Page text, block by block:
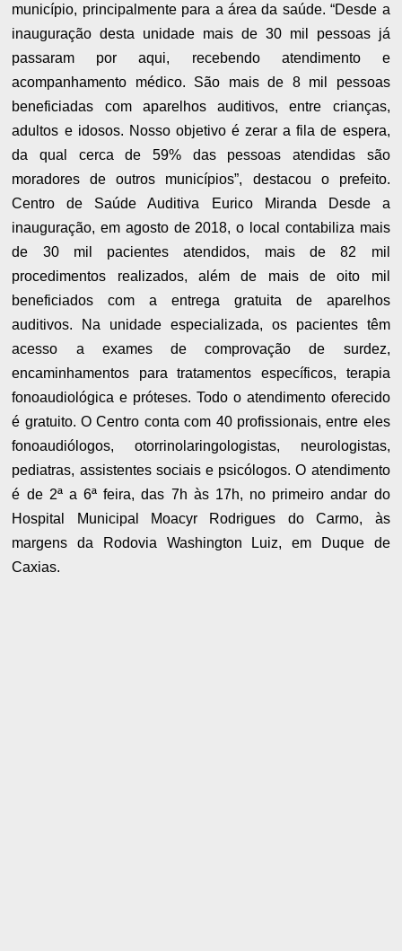
município, principalmente para a área da saúde. “Desde a
inauguração desta unidade mais de 30 mil pessoas já
passaram por aqui, recebendo atendimento e
acompanhamento médico. São mais de 8 mil pessoas
beneficiadas com aparelhos auditivos, entre crianças,
adultos e idosos. Nosso objetivo é zerar a fila de espera,
da qual cerca de 59% das pessoas atendidas são
moradores de outros municípios”, destacou o prefeito.
Centro de Saúde Auditiva Eurico Miranda Desde a
inauguração, em agosto de 2018, o local contabiliza mais
de 30 mil pacientes atendidos, mais de 82 mil
procedimentos realizados, além de mais de oito mil
beneficiados com a entrega gratuita de aparelhos
auditivos. Na unidade especializada, os pacientes têm
acesso a exames de comprovação de surdez,
encaminhamentos para tratamentos específicos, terapia
fonoaudiológica e próteses. Todo o atendimento oferecido
é gratuito. O Centro conta com 40 profissionais, entre eles
fonoaudiólogos, otorrinolaringologistas, neurologistas,
pediatras, assistentes sociais e psicólogos. O atendimento
é de 2ª a 6ª feira, das 7h às 17h, no primeiro andar do
Hospital Municipal Moacyr Rodrigues do Carmo, às
margens da Rodovia Washington Luiz, em Duque de
Caxias.